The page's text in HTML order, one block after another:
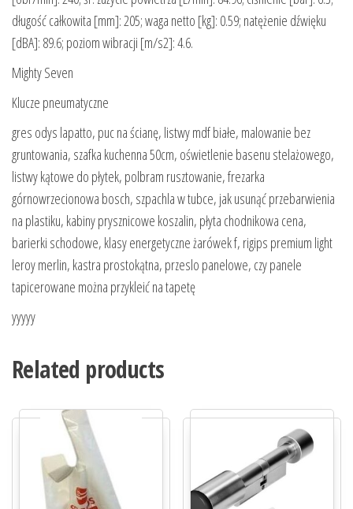
długość całkowita [mm]: 205; waga netto [kg]: 0.59; natężenie dźwięku
[dBA]: 89.6; poziom wibracji [m/s2]: 4.6.
Mighty Seven
Klucze pneumatyczne
gres odys lapatto, puc na ścianę, listwy mdf białe, malowanie bez
gruntowania, szafka kuchenna 50cm, oświetlenie basenu stelażowego,
listwy kątowe do płytek, polbram rusztowanie, frezarka
górnowrzecionowa bosch, szpachla w tubce, jak usunąć przebarwienia
na plastiku, kabiny prysznicowe koszalin, płyta chodnikowa cena,
barierki schodowe, klasy energetyczne żarówek f, rigips premium light
leroy merlin, kastra prostokątna, przeslo panelowe, czy panele
tapicerowane można przykleić na tapetę
yyyyy
Related products